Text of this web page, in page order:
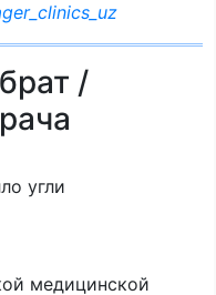
/
угли
медицинской